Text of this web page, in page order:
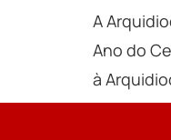
A
Ano do
à